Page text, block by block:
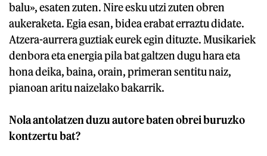
balu», esaten zuten. Nire esku utzi zuten obren
aukeraketa. Egia esan, bidea erabat erraztu didate.
Atzera-aurrera guztiak eurek egin dituzte. Musikariek
denbora eta energia pila bat galtzen dugu hara eta
hona deika, baina, orain, primeran sentitu naiz,
pianoan aritu naizelako bakarrik.
Nola antolatzen duzu autore baten obrei buruzko
kontzertu bat?